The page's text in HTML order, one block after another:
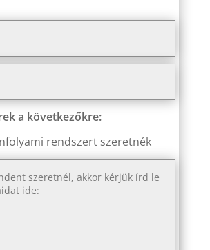
a következőkre:
rendszert szeretnék